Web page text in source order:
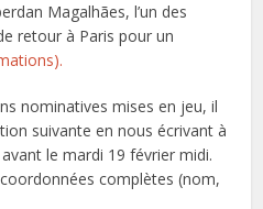
Magalhães, l’un des
retour à Paris pour un
nominatives mises en jeu, il
suivante en nous écrivant à
le mardi 19 février midi.
complètes (nom,